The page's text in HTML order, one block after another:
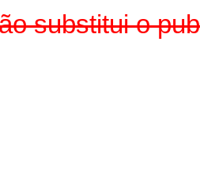
substitui o